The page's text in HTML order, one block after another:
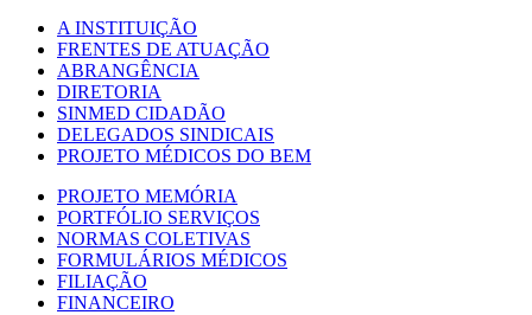
A INSTITUIÇÃO
FRENTES DE ATUAÇÃO
ABRANGÊNCIA
DIRETORIA
SINMED CIDADÃO
DELEGADOS SINDICAIS
PROJETO MÉDICOS DO BEM
PROJETO MEMÓRIA
PORTFÓLIO SERVIÇOS
NORMAS COLETIVAS
FORMULÁRIOS MÉDICOS
FILIAÇÃO
FINANCEIRO